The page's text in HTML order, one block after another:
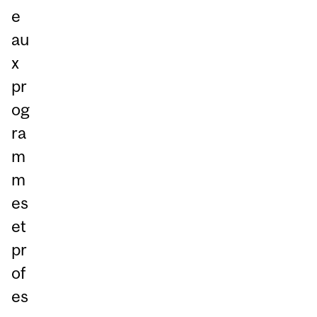
e
au
x
pr
og
ra
m
m
es
et
pr
of
es